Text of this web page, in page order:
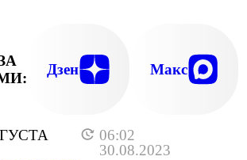
06:02
30.08.2023
Дзен Макс